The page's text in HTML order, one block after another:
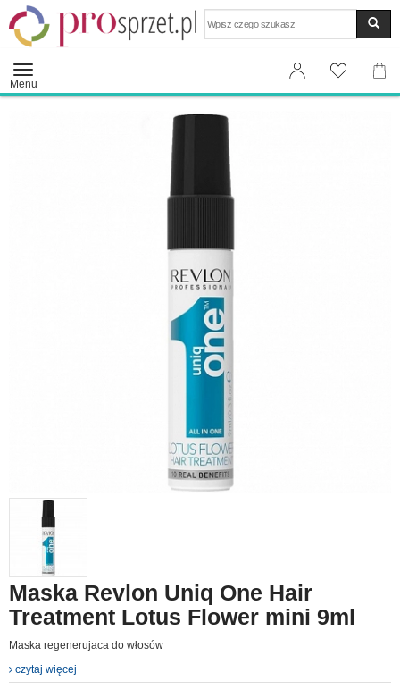
Menu
Maska Revlon Uniq One Hair
Treatment Lotus Flower mini 9ml
Maska regenerujaca do włosów
czytaj więcej